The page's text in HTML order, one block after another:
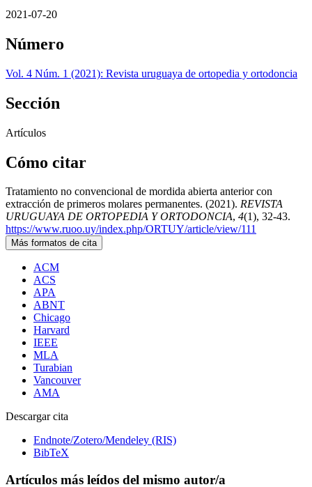
2021-07-20
Número
Vol. 4 Núm. 1 (2021): Revista uruguaya de ortopedia y ortodoncia
Sección
Artículos
Cómo citar
Tratamiento no convencional de mordida abierta anterior con
extracción de primeros molares permanentes. (2021). REVISTA
URUGUAYA DE ORTOPEDIA Y ORTODONCIA, 4(1), 32-43.
https://www.ruoo.uy/index.php/ORTUY/article/view/111
Más formatos de cita
ACM
ACS
APA
ABNT
Chicago
Harvard
IEEE
MLA
Turabian
Vancouver
AMA
Descargar cita
Endnote/Zotero/Mendeley (RIS)
BibTeX
Artículos más leídos del mismo autor/a